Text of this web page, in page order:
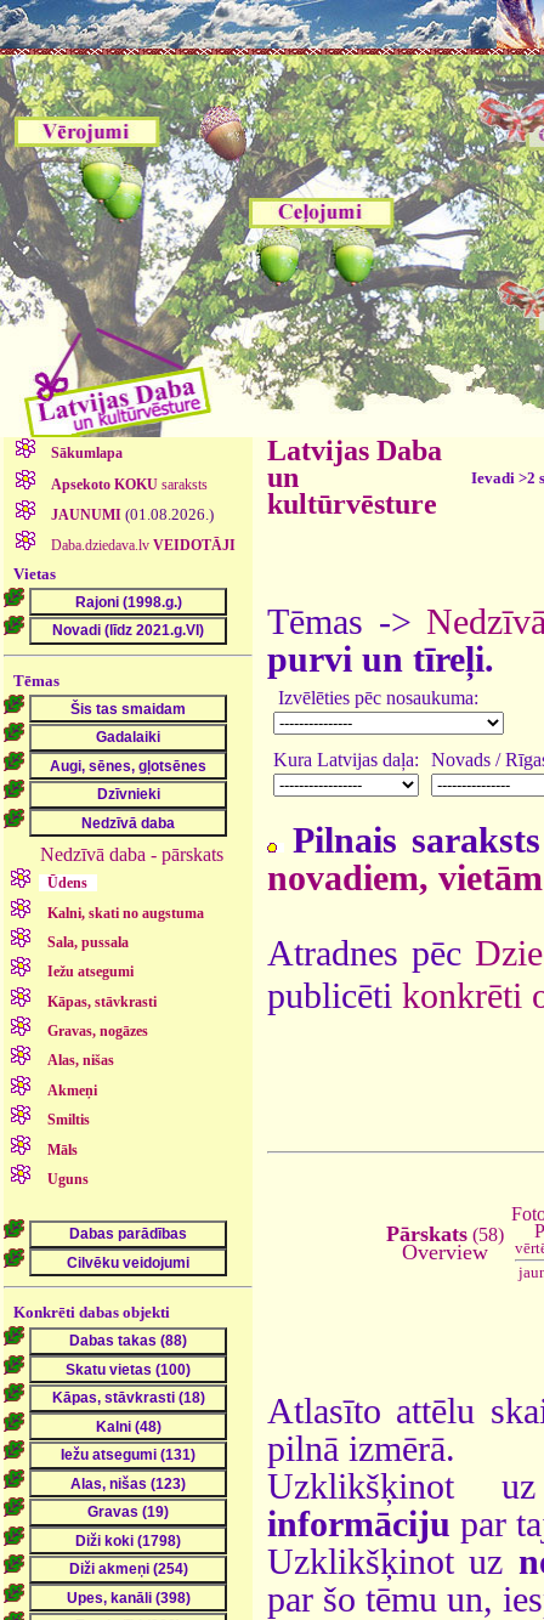
Sākumlapa
Apsekoto KOKUsaraksts
JAUNUMI (01.08.2026.)
Daba.dziedava.lv VEIDOTĀJI
Vietas
Tēmas
Nedzīvā daba - pārskats
Ūdens
Kalni, skati no augstuma
Sala, pussala
Iežu atsegumi
Kāpas, stāvkrasti
Gravas, nogāzes
Alas, nišas
Akmeņi
Smiltis
Māls
Uguns
Konkrēti dabas objekti
Latvijas Daba
un
kultūrvēsture
Ievadi >2
Tēmas ->
purvi un tīreļi.
Izvēlēties pēc nosaukuma:
Kura Latvijas daļa: Novads /
Pilnais
novadiem, vietām
Atradnes pēc
publicēti konkrēti
Pārskats (58)
Overview
Atlasīto attēlu
pilnā izmērā.
Uzklikšķinot
informāciju par
Uzklikšķinot uz
par šo tēmu un,